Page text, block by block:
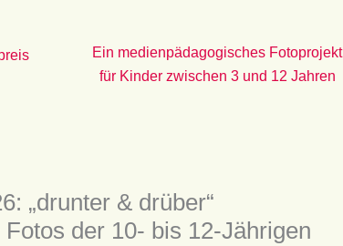
Ein medienpädagogisches Fotoprojekt
für Kinder zwischen 3 und 12 Jahren
„drunter & drüber“
Fotos der 10- bis 12-Jährigen